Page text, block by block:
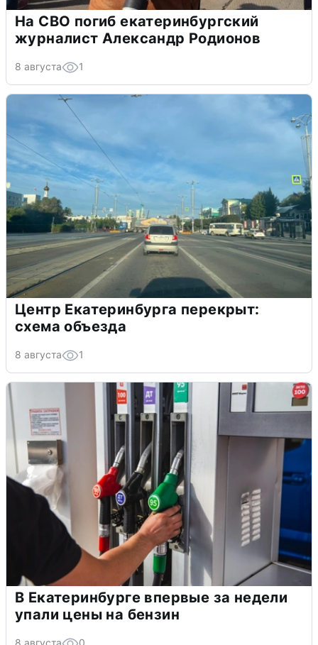
На СВО погиб екатеринбургский
журналист Александр Родионов
8 августа 1
Центр Екатеринбурга перекрыт:
схема объезда
8 августа 1
В Екатеринбурге впервые за недели
упали цены на бензин